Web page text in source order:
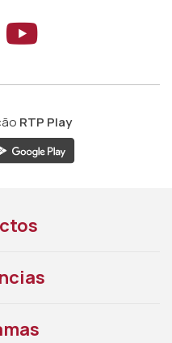
ao ao
Aceder
RTP Play